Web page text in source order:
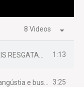
8 Videos
1:13
3:25